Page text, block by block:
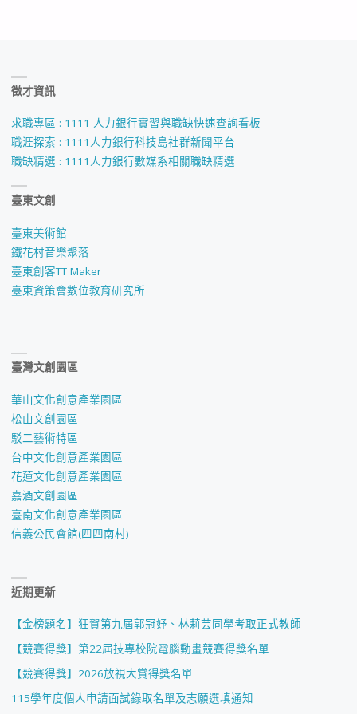
徵才資訊
求職專區 : 1111 人力銀行實習與職缺快速查詢看板
職涯探索 : 1111人力銀行科技島社群新聞平台
職缺精選 : 1111人力銀行數媒系相關職缺精選
臺東文創
臺東美術館
鐵花村音樂聚落
臺東創客TT Maker
臺東資策會數位教育研究所
臺灣文創園區
華山文化創意產業園區
松山文創園區
駁二藝術特區
台中文化創意產業園區
花蓮文化創意產業園區
嘉酒文創園區
臺南文化創意產業園區
信義公民會館(四四南村)
近期更新
【金榜題名】狂賀第九屆郭冠妤、林莉芸同學考取正式教師
【競賽得獎】第22屆技專校院電腦動畫競賽得獎名單
【競賽得獎】2026放視大賞得獎名單
115學年度個人申請面試錄取名單及志願選填通知